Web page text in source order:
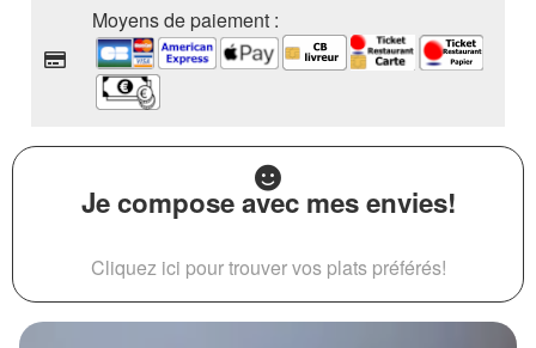
Moyens de paiement :
Je compose avec mes envies!
Cliquez ici pour trouver vos plats préférés!